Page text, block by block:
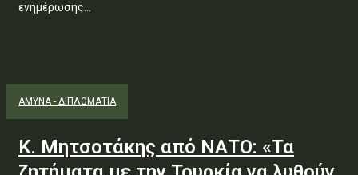
ενημέρωσης...
ΑΜΥΝΑ - ΔΙΠΛΩΜΑΤΙΑ
Κ. Μητσοτάκης από ΝΑΤΟ: «Τα